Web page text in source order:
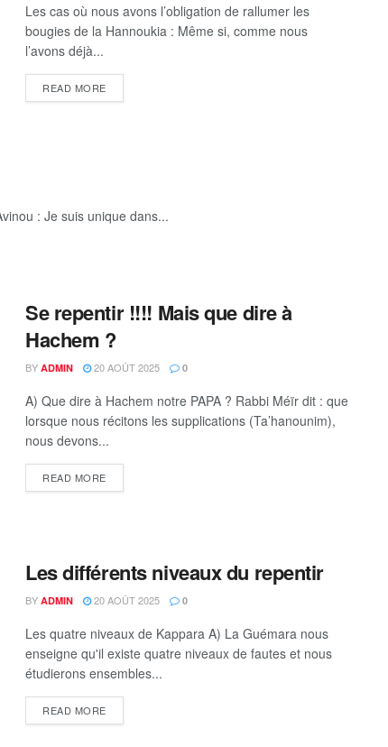
Les cas où nous avons l’obligation de rallumer les
bougies de la Hannoukia : Même si, comme nous
l’avons déjà...
READ MOREDETAILS
: Je suis unique dans...
Se repentir !!!! Mais que dire à
Hachem ?
BY ADMIN 20 AOÛT 2025 0
A) Que dire à Hachem notre PAPA ? Rabbi Méïr dit : que
lorsque nous récitons les supplications (Ta’hanounim),
nous devons...
READ MOREDETAILS
Les différents niveaux du repentir
BY ADMIN 20 AOÛT 2025 0
Les quatre niveaux de Kappara A) La Guémara nous
enseigne qu'il existe quatre niveaux de fautes et nous
étudierons ensembles...
READ MOREDETAILS